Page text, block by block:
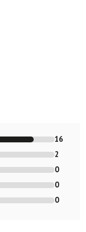
16
2
0
0
0